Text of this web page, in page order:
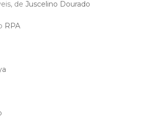
de Juscelino Dourado
RPA